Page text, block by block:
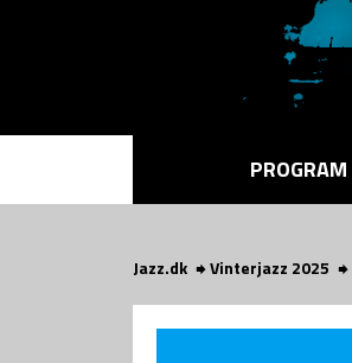
PROGRAM
Jazz.dk Vinterjazz 2025